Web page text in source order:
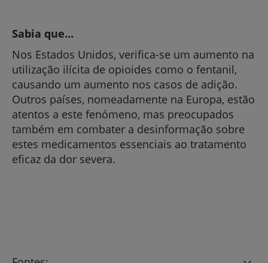
Sabia que...
Nos Estados Unidos, verifica-se um aumento na
utilização ilícita de opioides como o fentanil,
causando um aumento nos casos de adição.
Outros países, nomeadamente na Europa, estão
atentos a este fenómeno, mas preocupados
também em combater a desinformação sobre
estes medicamentos essenciais ao tratamento
eficaz da dor severa.